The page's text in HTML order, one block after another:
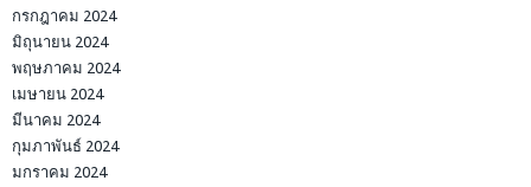
กรกฎาคม 2024
มิถุนายน 2024
พฤษภาคม 2024
เมษายน 2024
มีนาคม 2024
กุมภาพันธ์ 2024
มกราคม 2024